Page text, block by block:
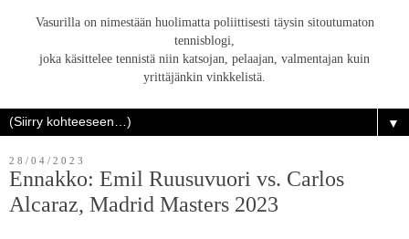
Vasurilla on nimestään huolimatta poliittisesti täysin sitoutumaton
tennisblogi,
joka käsittelee tennistä niin katsojan, pelaajan, valmentajan kuin
yrittäjänkin vinkkelistä.
▼
28/04/2023
Ennakko: Emil Ruusuvuori vs. Carlos
Alcaraz, Madrid Masters 2023